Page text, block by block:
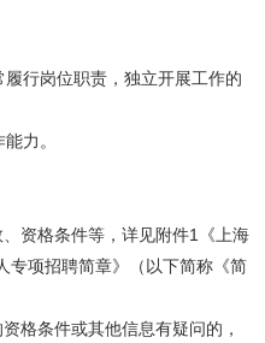
行岗位职责，独立开展工作的
力。
资格条件等，详见附件1《上海
专项招聘简章》（以下简称《简
条件或其他信息有疑问的，